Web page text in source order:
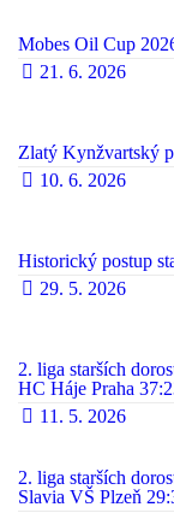
Mobes Oil Cup
21. 6. 2026
Zlatý Kynžvartský
10. 6. 2026
Historický postup
29. 5. 2026
2. liga starších
HC Háje Praha
11. 5. 2026
2. liga starších
Slavia VŠ Plzeň